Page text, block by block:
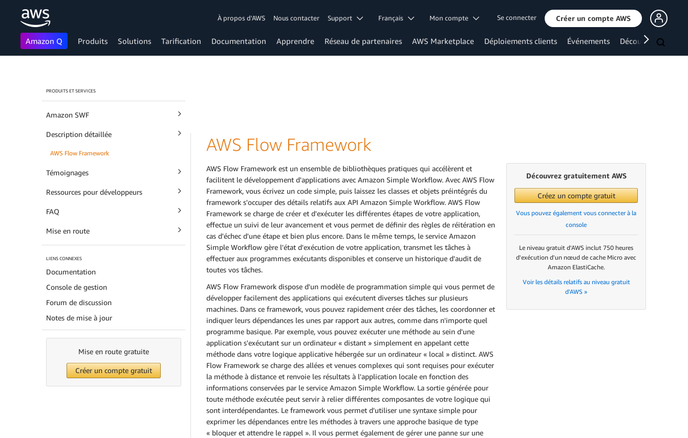
À propos d'AWS Nous contacter Support Français Mon compte Se connecter Créer un compte AWS
Amazon Q Produits Solutions Tarification Documentation Apprendre Réseau de partenaires AWS Marketplace Déploiements clients Événements Découvrir
PRODUITS ET SERVICES
Amazon SWF
Description détaillée
AWS Flow Framework
Témoignages
Ressources pour développeurs
FAQ
Mise en route
LIENS CONNEXES
Documentation
Console de gestion
Forum de discussion
Notes de mise à jour
Mise en route gratuite
Créer un compte gratuit
AWS Flow Framework
AWS Flow Framework est un ensemble de bibliothèques pratiques qui accélèrent et
facilitent le développement d'applications avec Amazon Simple Workflow. Avec AWS Flow
Framework, vous écrivez un code simple, puis laissez les classes et objets préintégrés du
framework s'occuper des détails relatifs aux API Amazon Simple Workflow. AWS Flow
Framework se charge de créer et d'exécuter les différentes étapes de votre application,
effectue un suivi de leur avancement et vous permet de définir des règles de réitération en
cas d'échec d'une étape et bien plus encore. Dans le même temps, le service Amazon
Simple Workflow gère l'état d'exécution de votre application, transmet les tâches à
effectuer aux programmes exécutants disponibles et conserve un historique d'audit de
toutes vos tâches.
AWS Flow Framework dispose d'un modèle de programmation simple qui vous permet de
développer facilement des applications qui exécutent diverses tâches sur plusieurs
machines. Dans ce framework, vous pouvez rapidement créer des tâches, les coordonner et
indiquer leurs dépendances les unes par rapport aux autres, comme dans n'importe quel
programme basique. Par exemple, vous pouvez exécuter une méthode au sein d'une
application s'exécutant sur un ordinateur « distant » simplement en appelant cette
méthode dans votre logique applicative hébergée sur un ordinateur « local » distinct. AWS
Flow Framework se charge des allées et venues complexes qui sont requises pour exécuter
la méthode à distance et renvoie les résultats à l'application locale en fonction des
informations conservées par le service Amazon Simple Workflow. La sortie générée pour
toute méthode exécutée peut servir à relier différentes composantes de votre logique qui
sont interdépendantes. Le framework vous permet d'utiliser une syntaxe simple pour
exprimer les dépendances entre les méthodes à travers une approche basique de type
« bloquer et attendre le rappel ». Il vous permet également de gérer une panne sur une
Découvrez gratuitement AWS
Créez un compte gratuit
Vous pouvez également vous connecter à la
console
Le niveau gratuit d'AWS inclut 750 heures
d'exécution d'un nœud de cache Micro avec
Amazon ElastiCache.
Voir les détails relatifs au niveau gratuit
d'AWS »